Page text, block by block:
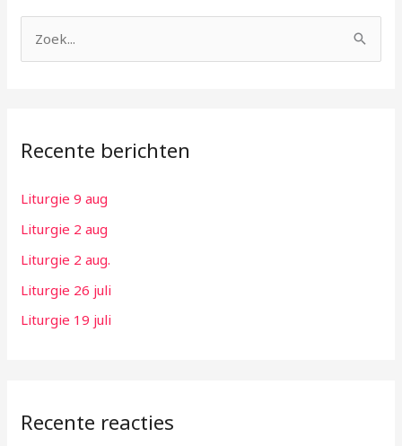
n
a
r
:
Recente berichten
Liturgie 9 aug
Liturgie 2 aug
Liturgie 2 aug.
Liturgie 26 juli
Liturgie 19 juli
Recente reacties